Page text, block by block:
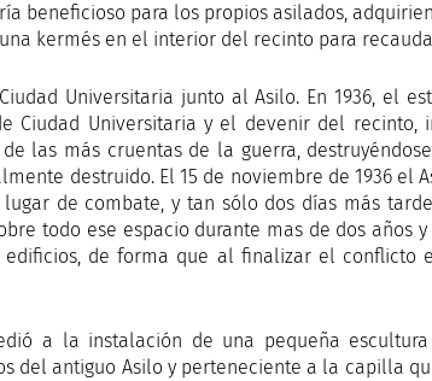
beneficioso para los propios asilados,
kermés en el interior del recinto para
Universitaria junto al Asilo. En 1936, el
Ciudad Universitaria y el devenir del recinto,
las más cruentas de la guerra,
destruido. El 15 de noviembre de 1936 el
de combate, y tan sólo dos días más
todo ese espacio durante mas de dos años
de forma que al finalizar el conflicto
a la instalación de una pequeña
del antiguo Asilo y perteneciente a la capilla